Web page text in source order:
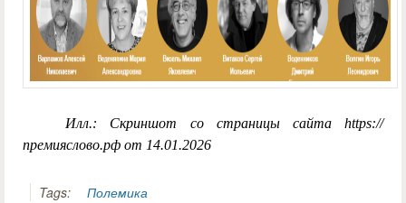
Илл.: Скриншот со страницы сайта https://
премияслово.рф от 14.01.2026
Tags: Полемика